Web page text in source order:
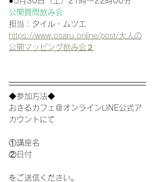
公開質問飲み会
担当：タイル・ムツエ
https://www.osaru.online/post/大人の
公開マッピング飲み会２
◆参加方法◆
おさるカフェ＠オンラインLINE公式ア
カウントにて
①講座名
②日付
をご送信ください。